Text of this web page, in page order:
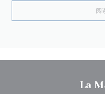
阅
La